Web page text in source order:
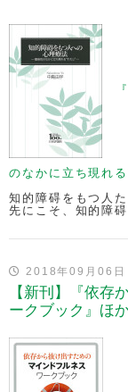
のなかに立ち現れる
知的障碍をもつ人
先にこそ、知的障
2018年09月06日
【新刊】『依存
ークブック』ほ